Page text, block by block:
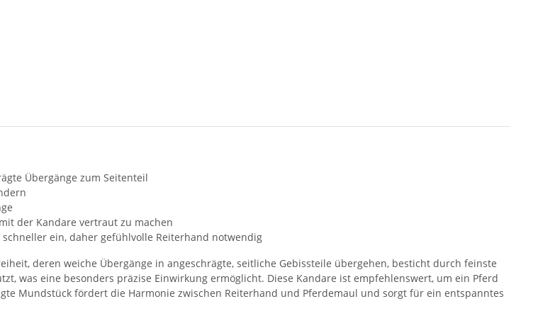
Übergänge zum Seitenteil
der Kandare vertraut zu machen
ein, daher gefühlvolle Reiterhand notwendig
deren weiche Übergänge in angeschrägte, seitliche Gebissteile übergehen, besticht durch feinste
was eine besonders präzise Einwirkung ermöglicht. Diese Kandare ist empfehlenswert, um ein Pferd
Mundstück fördert die Harmonie zwischen Reiterhand und Pferdemaul und sorgt für ein entspanntes